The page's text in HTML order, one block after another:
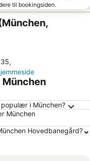
til bookingsiden.
,
i München?
München
Hovedbanegård?